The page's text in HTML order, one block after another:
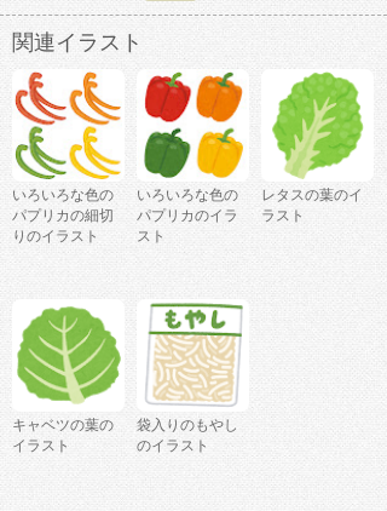
関連イラスト
いろいろな色の
パプリカの細切
りのイラスト
いろいろな色の
パプリカのイラ
スト
レタスの葉のイ
ラスト
キャベツの葉の
イラスト
袋入りのもやし
のイラスト